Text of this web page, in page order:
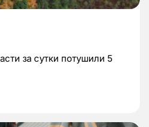
за сутки потушили 5